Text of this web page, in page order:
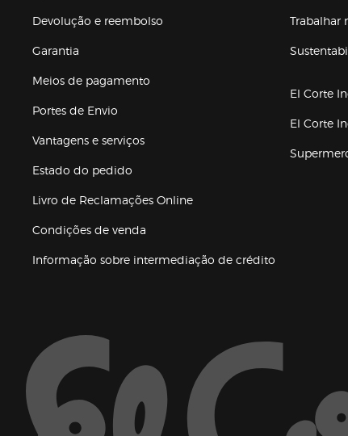
Devolução e reembolso
Garantia
Meios de pagamento
Portes de Envio
Vantagens e serviços
Estado do pedido
Livro de Reclamações Online
Condições de venda
Informação sobre intermediação de crédito
Trabalhar
El Corte
El Corte